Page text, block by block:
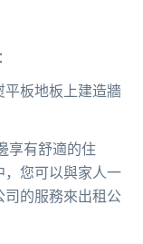
平板地板上建造牆
享有舒適的住
，您可以與家人一
的服務來出租公